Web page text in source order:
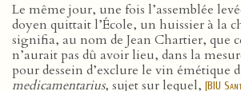
Le même jour, une fois l’assemblée
doyen quittait l’École, un huissier à la
signifia, au nom de Jean Chartier, que
n’aurait pas dû avoir lieu, dans la
pour dessein d’exclure le vin émétique
medicamentarius, sujet sur lequel, [BIU